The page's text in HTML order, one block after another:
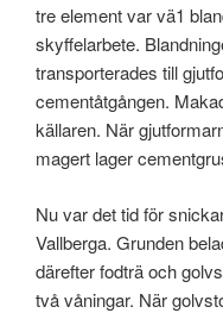
tre element var vä1
skyffelarbete.
transporterades till
cementåtgången.
källaren. När
magert lager
Nu var det tid för
Vallberga. Grunden
därefter fodträ och
två våningar. När